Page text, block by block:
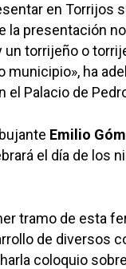
en Torrijos
la presentación
torrijeño o
ha
el Palacio de
Emilio
el día de los
tramo de esta
de diversos
coloquio